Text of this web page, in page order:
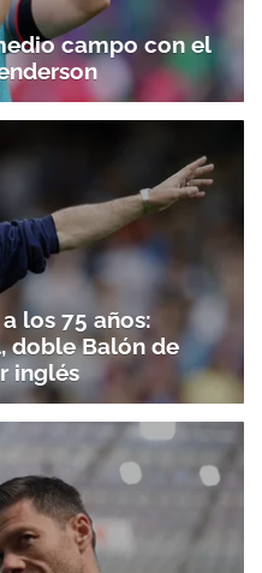
campo con el
los 75 años:
doble Balón de
inglés